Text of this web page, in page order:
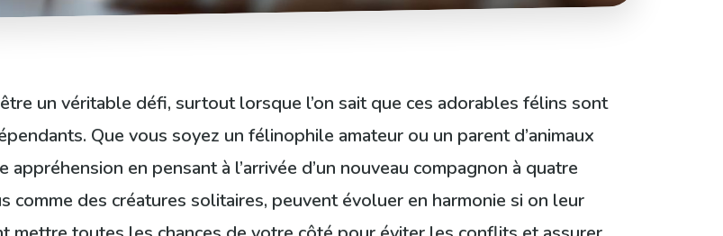
un véritable défi, surtout lorsque l’on sait que ces adorables félins sont
Que vous soyez un félinophile amateur ou un parent d’animaux
en pensant à l’arrivée d’un nouveau compagnon à quatre
comme des créatures solitaires, peuvent évoluer en harmonie si on leur